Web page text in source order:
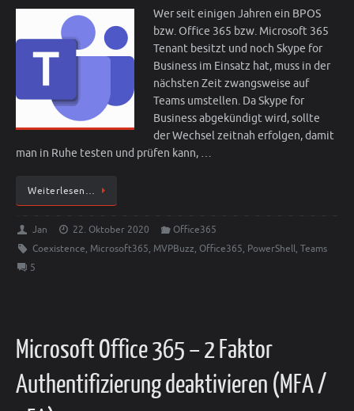
Wer seit einigen Jahren ein BPOS
bzw. Office 365 bzw. Microsoft 365
Tenant besitzt und noch Skype for
Business im Einsatz hat, muss in der
nächsten Zeit zwangsweise auf
Teams umstellen. Da Skype for
Business abgekündigt wird, sollte
der Wechsel zeitnah erfolgen, damit
man in Ruhe testen und prüfen kann, …
Weiterlesen…
Jan 22. Oktober 2020
Office365
Coexistence, Microsoft365, MVPBuzz, Office365, PowerShell, Teams
5
Microsoft Office 365 – 2 Faktor
Authentifizierung deaktivieren (MFA /